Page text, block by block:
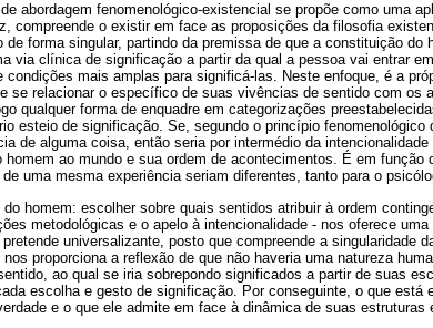
abordagem fenomenológico-existencial se propõe como uma
compreende o existir em face as proposições da filosofia
de forma singular, partindo da premissa de que a constituição do
via clínica de significação a partir da qual a pessoa vai entrar
condições mais amplas para significá-las. Neste enfoque, é a
se relacionar o específico de suas vivências de sentido com os
qualquer forma de enquadre em categorizações
esteio de significação. Se, segundo o princípio fenomenológico
de alguma coisa, então seria por intermédio da
ao mundo e sua ordem de acontecimentos. É em função
uma mesma experiência seriam diferentes, tanto para o
homem: escolher sobre quais sentidos atribuir à ordem
metodológicas e o apelo à intencionalidade - nos oferece
universalizante, posto que compreende a singularidade
proporciona a reflexão de que não haveria uma natureza
ao qual se iria sobrepondo significados a partir de suas
escolha e gesto de significação. Por conseguinte, o que está
e o que ele admite em face à dinâmica de suas estruturas